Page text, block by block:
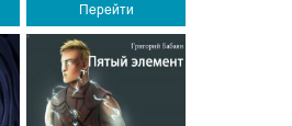
Перейти